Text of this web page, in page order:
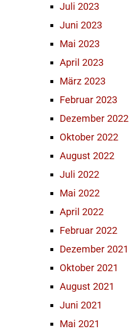
Juli 2023
Juni 2023
Mai 2023
April 2023
März 2023
Februar 2023
Dezember 2022
Oktober 2022
August 2022
Juli 2022
Mai 2022
April 2022
Februar 2022
Dezember 2021
Oktober 2021
August 2021
Juni 2021
Mai 2021